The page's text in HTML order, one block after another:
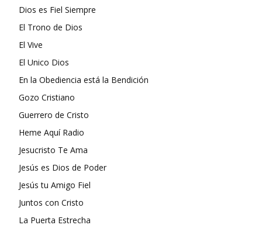
Dios es Fiel Siempre
El Trono de Dios
El Vive
El Unico Dios
En la Obediencia está la Bendición
Gozo Cristiano
Guerrero de Cristo
Heme Aquí Radio
Jesucristo Te Ama
Jesús es Dios de Poder
Jesús tu Amigo Fiel
Juntos con Cristo
La Puerta Estrecha